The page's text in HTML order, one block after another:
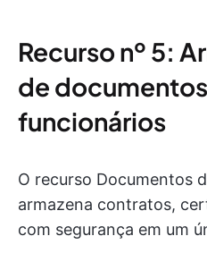
Recurso nº 5:
de
funcionários
O recurso Documentos
armazena contratos,
com segurança em um